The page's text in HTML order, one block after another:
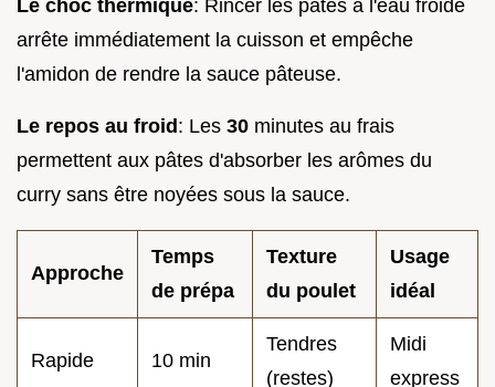
Le choc thermique: Rincer les pâtes à l'eau froide
arrête immédiatement la cuisson et empêche
l'amidon de rendre la sauce pâteuse.
Le repos au froid: Les 30 minutes au frais
permettent aux pâtes d'absorber les arômes du
curry sans être noyées sous la sauce.
Approche
Temps
de prépa
Texture
du poulet
Usage
idéal
Rapide 10 min
Tendres
(restes)
Midi
express